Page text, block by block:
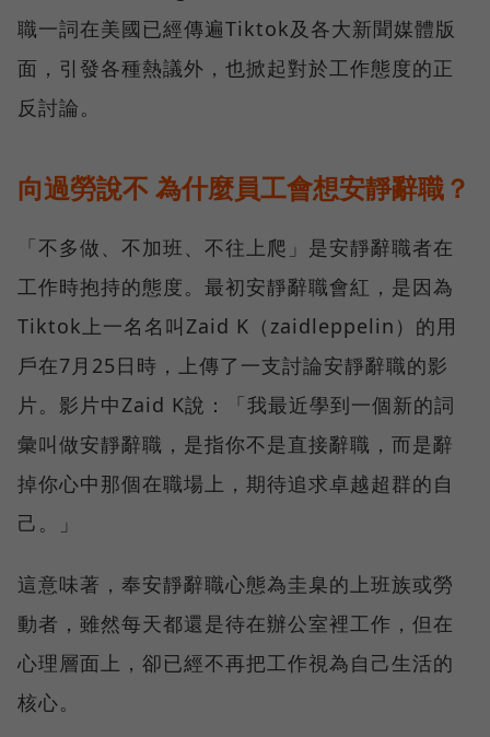
職一詞在美國已經傳遍Tiktok及各大新聞媒體版
面，引發各種熱議外，也掀起對於工作態度的正
反討論。
向過勞說不 為什麼員工會想安靜辭職？
「不多做、不加班、不往上爬」是安靜辭職者在
工作時抱持的態度。最初安靜辭職會紅，是因為
Tiktok上一名名叫Zaid K（zaidleppelin）的用
戶在7月25日時，上傳了一支討論安靜辭職的影
片。影片中Zaid K說：「我最近學到一個新的詞
彙叫做安靜辭職，是指你不是直接辭職，而是辭
掉你心中那個在職場上，期待追求卓越超群的自
己。」
這意味著，奉安靜辭職心態為圭臬的上班族或勞
動者，雖然每天都還是待在辦公室裡工作，但在
心理層面上，卻已經不再把工作視為自己生活的
核心。